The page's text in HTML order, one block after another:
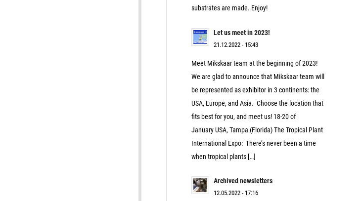
substrates are made. Enjoy!
Let us meet in 2023!
21.12.2022 - 15:43
Meet Mikskaar team at the beginning of 2023!
We are glad to announce that Mikskaar team will
be represented as exhibitor in 3 continents: the
USA, Europe, and Asia. Choose the location that
fits best for you, and meet us! 18-20 of
January USA, Tampa (Florida) The Tropical Plant
International Expo: There’s never been a time
when tropical plants […]
Archived newsletters
12.05.2022 - 17:16